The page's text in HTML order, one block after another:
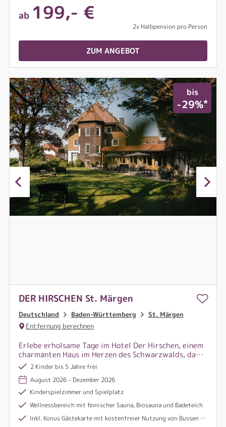
ab 199,- €
2x Halbpension pro Person
ZUM ANGEBOT
bis
-29%*
DER HIRSCHEN St. Märgen
Deutschland Baden-Württemberg
St. Märgen
Entfernung berechnen
Erlebe erholsame Tage im Hotel Der Hirschen, einem
charmanten Haus im Herzen des Schwarzwalds, das
dich mit herzlicher Gastfreundschaft, Komfort und
naturnaher Lage begeistert.
2 Kinder bis 5 Jahre frei
August 2026 - Dezember 2026
Kinderspielzimmer und Spielplatz
Wellnessbereich mit finnischer Sauna, Biosauna und Badeteich
Inkl. Konus Gästekarte mit kostenfreier Nutzung von Bussen und Bahn in der Region Schwarzwald, sowie freier oder vergünstigter Eintritt bei zahlreichen Freizeit- und Kultureinrichtungen